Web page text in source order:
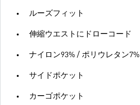
ルーズフィット
伸縮ウエストにドローコード
ナイロン93% / ポリウレタン7%
サイドポケット
カーゴポケット